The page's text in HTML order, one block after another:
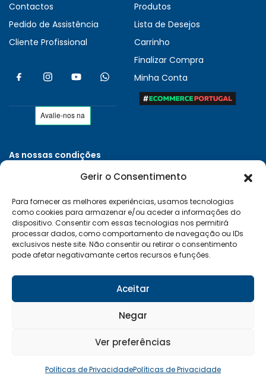
Gerir o Consentimento
Para fornecer as melhores experiências, usamos tecnologias
como cookies para armazenar e/ou aceder a informações do
dispositivo. Consentir com essas tecnologias nos permitirá
processar dados, como comportamento de navegação ou IDs
exclusivos neste site. Não consentir ou retirar o consentimento
pode afetar negativamante certos recursos e funções.
Aceitar
Negar
Ver preferências
Políticas de PrivacidadePolíticas de Privacidade
Contactos
Pedido de Assistência
Cliente Profissional
Produtos
Lista de Desejos
Carrinho
Finalizar Compra
Minha Conta
As nossas condições
Políticas de Privacidade
Entregas e Devoluções
Livro de Reclamações
RAL e RLL
Klarna FAQ
Sequra
© 2026 Mais Clima. Todos os direitos reservados
Desenvolvido por:Vítor Carneiro